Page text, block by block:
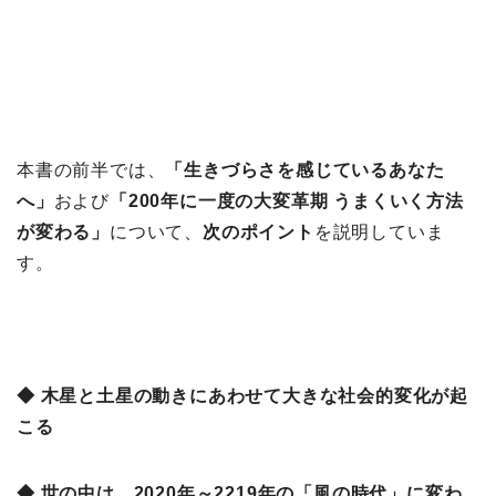
本書の前半では、 「生きづらさを感じているあなた
へ」 および 「 200年に一度の大変革期 うまくいく方法
が変わる」 について、 次のポイント を説明していま
す。
◆ 木星と土星の動きにあわせて大きな社会的変化が起
こる